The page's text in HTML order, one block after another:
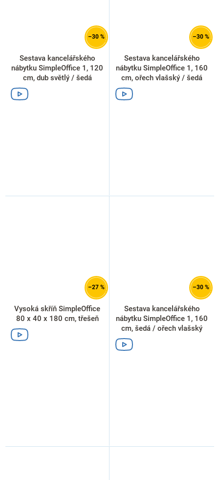
–30 %
Sestava kancelářského
nábytku SimpleOffice 1, 120
cm, dub světlý / šedá
–30 %
Sestava kancelářského
nábytku SimpleOffice 1, 160
cm, ořech vlašský / šedá
–27 %
Vysoká skříň SimpleOffice
80 x 40 x 180 cm, třešeň
–30 %
Sestava kancelářského
nábytku SimpleOffice 1, 160
cm, šedá / ořech vlašský